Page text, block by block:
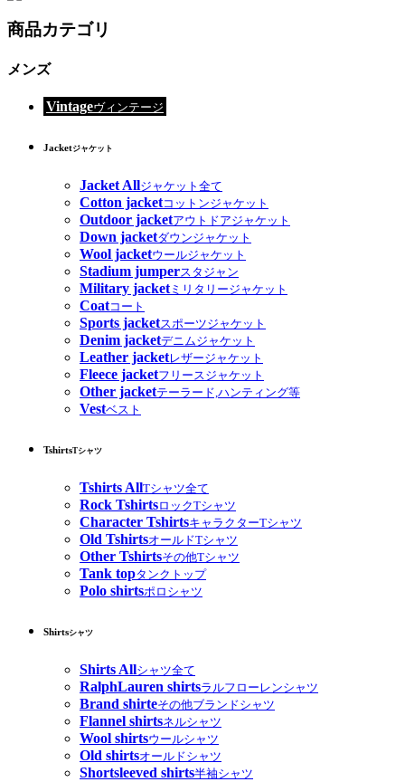
商品カテゴリ
メンズ
Vintageヴィンテージ
Jacketジャケット
Jacket Allジャケット全て
Cotton jacketコットンジャケット
Outdoor jacketアウトドアジャケット
Down jacketダウンジャケット
Wool jacketウールジャケット
Stadium jumperスタジャン
Military jacketミリタリージャケット
Coatコート
Sports jacketスポーツジャケット
Denim jacketデニムジャケット
Leather jacketレザージャケット
Fleece jacketフリースジャケット
Other jacketテーラード,ハンティング等
Vestベスト
TshirtsTシャツ
Tshirts AllTシャツ全て
Rock TshirtsロックTシャツ
Character TshirtsキャラクターTシャツ
Old TshirtsオールドTシャツ
Other Tshirtsその他Tシャツ
Tank topタンクトップ
Polo shirtsポロシャツ
Shirtsシャツ
Shirts Allシャツ全て
RalphLauren shirtsラルフローレンシャツ
Brand shirteその他ブランドシャツ
Flannel shirtsネルシャツ
Wool shirtsウールシャツ
Old shirtsオールドシャツ
Shortsleeved shirts半袖シャツ